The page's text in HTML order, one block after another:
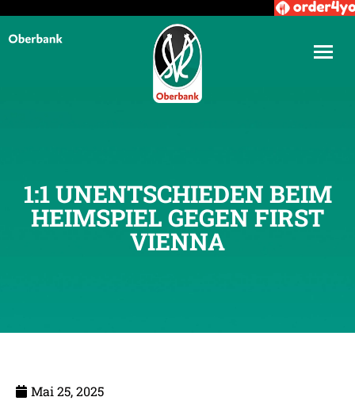
1:1 UNENTSCHIEDEN BEIM
HEIMSPIEL GEGEN FIRST
VIENNA
Mai 25, 2025